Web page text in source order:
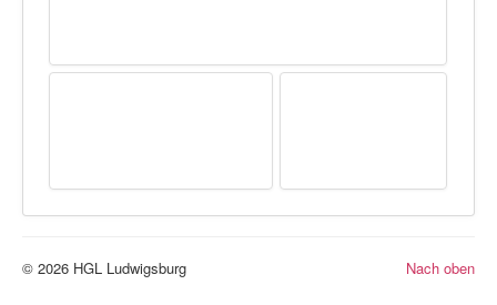
Nach oben
© 2026 HGL Ludwigsburg